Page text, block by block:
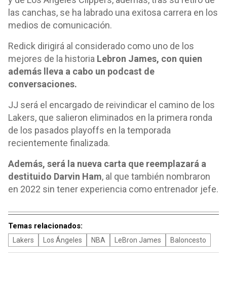
las canchas, se ha labrado una exitosa carrera en los
medios de comunicación.
Redick dirigirá al considerado como uno de los
mejores de la historia Lebron James, con quien
además lleva a cabo un podcast de
conversaciones.
JJ será el encargado de reivindicar el camino de los
Lakers, que salieron eliminados en la primera ronda
de los pasados playoffs en la temporada
recientemente finalizada.
Además, será la nueva carta que reemplazará a
destituido Darvin Ham, al que también nombraron
en 2022 sin tener experiencia como entrenador jefe.
Temas relacionados:
Lakers Los Ángeles NBA LeBron James Baloncesto